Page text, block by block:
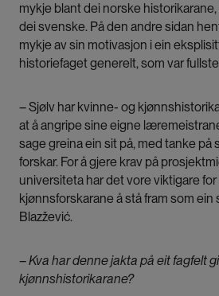
mykje blant dei norske
dei svenske. På den andre sidan
mykje av sin motivasjon i ein
historiefaget generelt, som var
– Sjølv har kvinne- og
at å angripe sine eigne
sage greina ein sit på, med tanke på
forskar. For å gjere krav på
universiteta har det vore viktigare
kjønnsforskarane å stå fram som ein
Blazžević.
– Kva har denne jakta på eit fagfelt
kjønnshistorikarane?